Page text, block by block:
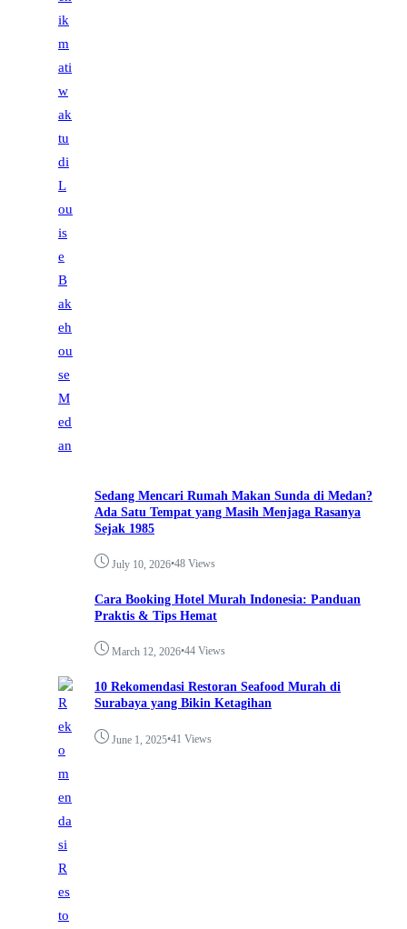
Sedang Mencari Rumah Makan Sunda di Medan?
Ada Satu Tempat yang Masih Menjaga Rasanya
Sejak 1985
July 10, 2026•48 Views
Cara Booking Hotel Murah Indonesia: Panduan
Praktis & Tips Hemat
March 12, 2026•44 Views
10 Rekomendasi Restoran Seafood Murah di
Surabaya yang Bikin Ketagihan
June 1, 2025•41 Views